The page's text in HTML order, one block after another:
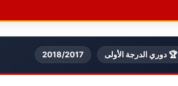
🏆 دوري الدرجة الأولى 2018/2017